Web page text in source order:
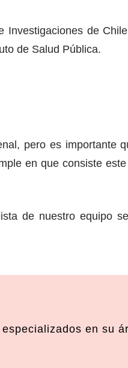
de
de Salud Pública.
pero es importante
en que consiste
de nuestro equipo
en su